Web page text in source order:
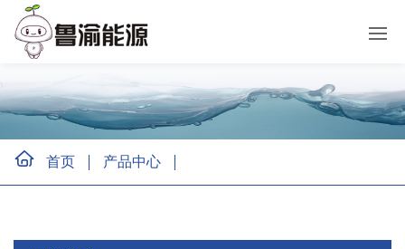
首页 产品中心